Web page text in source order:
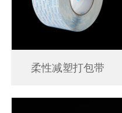
柔性减塑打包带